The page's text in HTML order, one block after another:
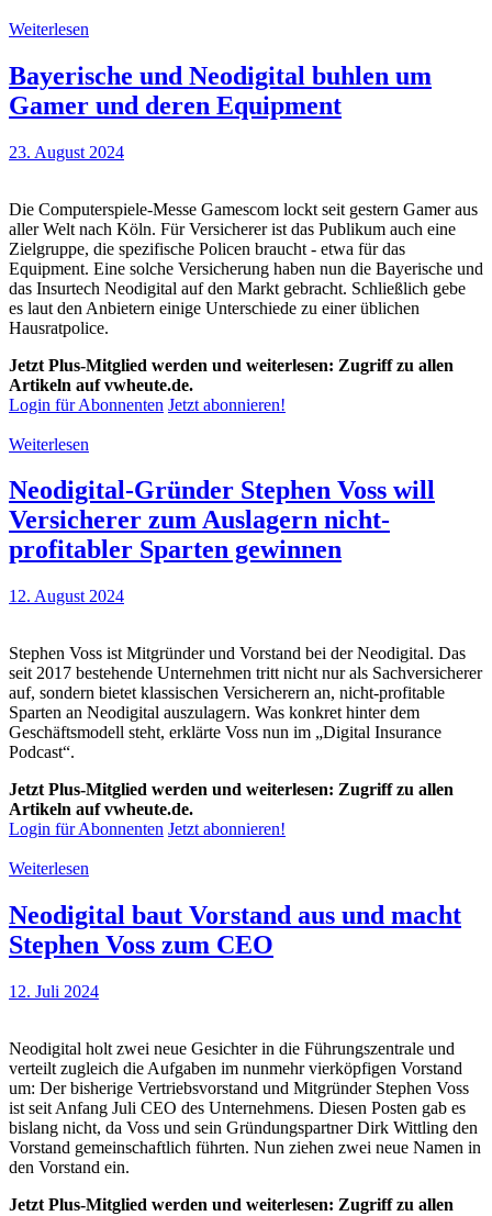
Weiterlesen
Bayerische und Neodigital buhlen um
Gamer und deren Equipment
23. August 2024
Die Computerspiele-Messe Gamescom lockt seit gestern Gamer aus
aller Welt nach Köln. Für Versicherer ist das Publikum auch eine
Zielgruppe, die spezifische Policen braucht - etwa für das
Equipment. Eine solche Versicherung haben nun die Bayerische und
das Insurtech Neodigital auf den Markt gebracht. Schließlich gebe
es laut den Anbietern einige Unterschiede zu einer üblichen
Hausratpolice.
Jetzt Plus-Mitglied werden und weiterlesen: Zugriff zu allen
Artikeln auf vwheute.de.
Login für Abonnenten Jetzt abonnieren!
Weiterlesen
Neodigital-Gründer Stephen Voss will
Versicherer zum Auslagern nicht-
profitabler Sparten gewinnen
12. August 2024
Stephen Voss ist Mitgründer und Vorstand bei der Neodigital. Das
seit 2017 bestehende Unternehmen tritt nicht nur als Sachversicherer
auf, sondern bietet klassischen Versicherern an, nicht-profitable
Sparten an Neodigital auszulagern. Was konkret hinter dem
Geschäftsmodell steht, erklärte Voss nun im „Digital Insurance
Podcast“.
Jetzt Plus-Mitglied werden und weiterlesen: Zugriff zu allen
Artikeln auf vwheute.de.
Login für Abonnenten Jetzt abonnieren!
Weiterlesen
Neodigital baut Vorstand aus und macht
Stephen Voss zum CEO
12. Juli 2024
Neodigital holt zwei neue Gesichter in die Führungszentrale und
verteilt zugleich die Aufgaben im nunmehr vierköpfigen Vorstand
um: Der bisherige Vertriebsvorstand und Mitgründer Stephen Voss
ist seit Anfang Juli CEO des Unternehmens. Diesen Posten gab es
bislang nicht, da Voss und sein Gründungspartner Dirk Wittling den
Vorstand gemeinschaftlich führten. Nun ziehen zwei neue Namen in
den Vorstand ein.
Jetzt Plus-Mitglied werden und weiterlesen: Zugriff zu allen